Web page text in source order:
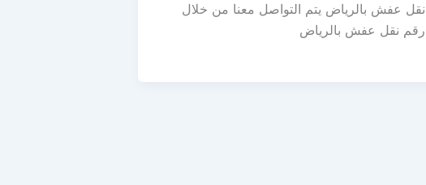
نقل عفش بالرياض يتم التواصل معنا من خلال
رقم نقل عفش بالرياض